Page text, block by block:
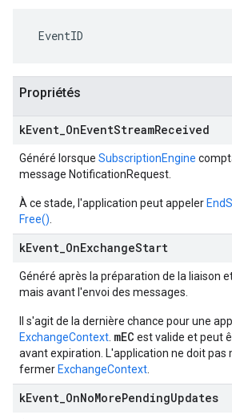
EventID
Propriétés
kEvent OnEventStreamReceived
Généré lorsque SubscriptionEngine
message NotificationRequest.
À ce stade, l'application peut appeler
Free()
kEvent OnExchangeStart
Généré après la préparation de la liaison
mais avant l'envoi des messages.
Il s'agit de la dernière chance pour une
ExchangeContext mEC est valide et peut
avant expiration. L'application ne doit
fermer ExchangeContext
kEvent OnNoMorePendingUpdates